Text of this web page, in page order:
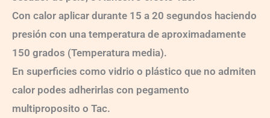
Con calor aplicar durante 15 a 20 segundos haciendo
presión con una temperatura de aproximadamente
150 grados (Temperatura media).
En superficies como vidrio o plástico que no admiten
calor podes adherirlas con pegamento
multiproposito o Tac.